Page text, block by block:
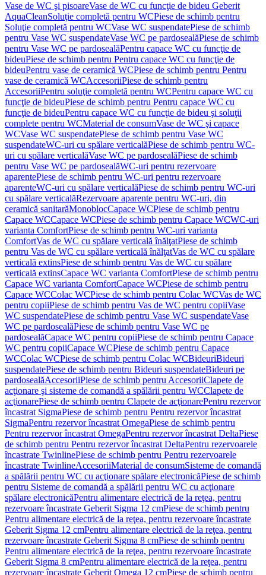
Vase de WC şi pisoareVase de WC cu funcţie de bideu Geberit
AquaCleanSoluţie completă pentru WCPiese de schimb pentru
Soluţie completă pentru WCVase WC suspendatePiese de schimb
pentru Vase WC suspendateVase WC pe pardosealăPiese de schimb
pentru Vase WC pe pardosealăPentru capace WC cu funcţie de
bideuPiese de schimb pentru Pentru capace WC cu funcţie de
bideuPentru vase de ceramică WCPiese de schimb pentru Pentru
vase de ceramică WCAccesoriiPiese de schimb pentru
AccesoriiPentru soluţie completă pentru WCPentru capace WC cu
funcţie de bideuPiese de schimb pentru Pentru capace WC cu
funcţie de bideuPentru capace WC cu funcţie de bideu şi soluţii
complete pentru WCMaterial de consumVase de WC şi capace
WCVase WC suspendatePiese de schimb pentru Vase WC
suspendateWC-uri cu spălare verticalăPiese de schimb pentru WC-
uri cu spălare verticalăVase WC pe pardosealăPiese de schimb
pentru Vase WC pe pardosealăWC-uri pentru rezervoare
aparentePiese de schimb pentru WC-uri pentru rezervoare
aparenteWC-uri cu spălare verticalăPiese de schimb pentru WC-uri
cu spălare verticalăRezervoare aparente pentru WC-uri, din
ceramică sanitarăMonoblocCapace WCPiese de schimb pentru
Capace WCCapace WCPiese de schimb pentru Capace WCWC-uri
varianta ComfortPiese de schimb pentru WC-uri varianta
ComfortVas de WC cu spălare verticală înălţatPiese de schimb
pentru Vas de WC cu spălare verticală înălţatVas de WC cu spălare
verticală extinsPiese de schimb pentru Vas de WC cu spălare
verticală extinsCapace WC varianta ComfortPiese de schimb pentru
Capace WC varianta ComfortCapace WCPiese de schimb pentru
Capace WCColac WCPiese de schimb pentru Colac WCVas de WC
pentru copiiPiese de schimb pentru Vas de WC pentru copiiVase
WC suspendatePiese de schimb pentru Vase WC suspendateVase
WC pe pardosealăPiese de schimb pentru Vase WC pe
pardosealăCapace WC pentru copiiPiese de schimb pentru Capace
WC pentru copiiCapace WCPiese de schimb pentru Capace
WCColac WCPiese de schimb pentru Colac WCBideuriBideuri
suspendatePiese de schimb pentru Bideuri suspendateBideuri pe
pardosealăAccesoriiPiese de schimb pentru AccesoriiClapete de
acţionare şi sisteme de comandă a spălării pentru WCClapete de
acţionarePiese de schimb pentru Clapete de acţionarePentru rezervor
încastrat SigmaPiese de schimb pentru Pentru rezervor încastrat
SigmaPentru rezervor încastrat OmegaPiese de schimb pentru
Pentru rezervor încastrat OmegaPentru rezervor încastrat DeltaPiese
de schimb pentru Pentru rezervor încastrat DeltaPentru rezervoarele
încastrate TwinlinePiese de schimb pentru Pentru rezervoarele
încastrate TwinlineAccesoriiMaterial de consumSisteme de comandă
a spălării pentru WC cu acţionare spălare electronicăPiese de schimb
pentru Sisteme de comandă a spălării pentru WC cu acţionare
spălare electronicăPentru alimentare electrică de la reţea, pentru
rezervoare încastrate Geberit Sigma 12 cmPiese de schimb pentru
Pentru alimentare electrică de la reţea, pentru rezervoare încastrate
Geberit Sigma 12 cmPentru alimentare electrică de la reţea, pentru
rezervoare încastrate Geberit Sigma 8 cmPiese de schimb pentru
Pentru alimentare electrică de la reţea, pentru rezervoare încastrate
Geberit Sigma 8 cmPentru alimentare electrică de la reţea, pentru
rezervoare încastrate Geberit Omega 12 cmPiese de schimb pentru